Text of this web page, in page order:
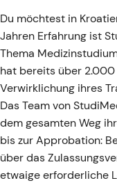
Du möchtest in
Jahren Erfahrung ist
Thema
hat bereits über
Verwirklichung ihres
Das Team von
dem gesamten Weg
bis zur Approbation:
über das
etwaige erforderliche